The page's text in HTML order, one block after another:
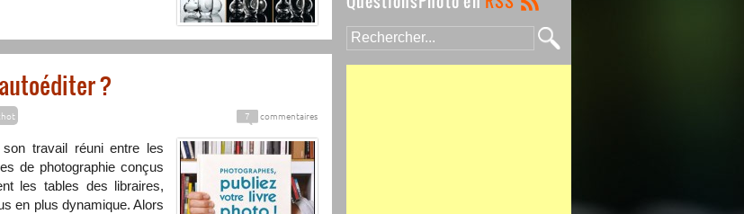
?
7 commentaires
travail réuni entre les
de photographie conçus
les tables des libraires,
en plus dynamique. Alors